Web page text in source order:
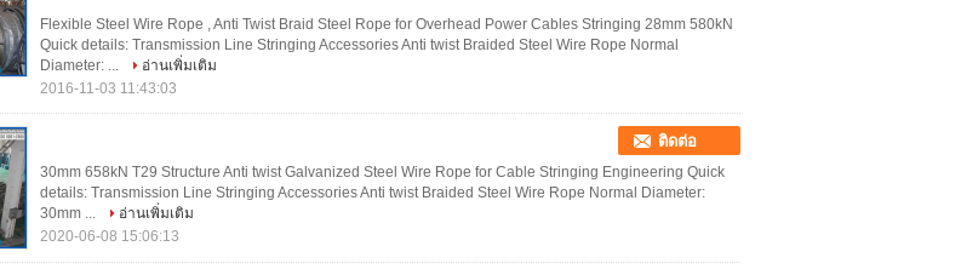
Flexible Steel Wire Rope , Anti Twist Braid Steel Rope for Overhead Power Cables Stringing 28mm 580kN
Quick details: Transmission Line Stringing Accessories Anti twist Braided Steel Wire Rope Normal
Diameter: ...
อ่านเพิ่มเติม
2016-11-03 11:43:03
ติดต่อ
30mm 658kN T29 Structure Anti twist Galvanized Steel Wire Rope for Cable Stringing Engineering Quick
details: Transmission Line Stringing Accessories Anti twist Braided Steel Wire Rope Normal Diameter:
30mm ...
อ่านเพิ่มเติม
2020-06-08 15:06:13